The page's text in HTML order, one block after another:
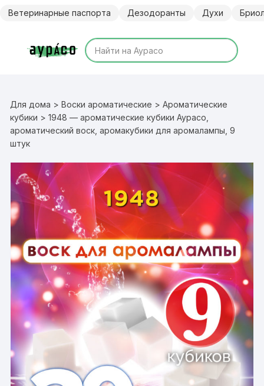
Ветеринарные паспорта Дезодоранты Духи
Для дома >Воски ароматические >Ароматические
кубики > 1948 — ароматические кубики Аурасо,
ароматический воск, аромакубики для аромалампы, 9
штук